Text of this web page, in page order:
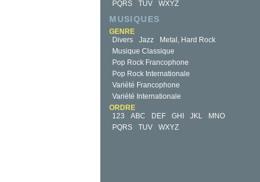
PQRS
TUV WXYZ
MUSIQUES
GENRE
Divers
Jazz
Metal, Hard Rock
Musique Classique
Pop Rock Francophone
Pop Rock Internationale
Variété Francophone
Variété Internationale
ORDRE
123
ABC DEF GHI JKL
MNO
PQRS
TUV WXYZ